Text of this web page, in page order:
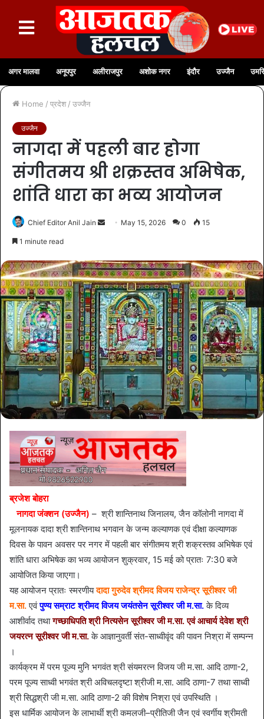
अगर मालवा अनूपपुर अलीराजपुर अशोक नगर इंदौर उज्जैन
Home / प्रदेश / उज्जैन
उज्जैन
नागदा में पहली बार होगा
संगीतमय श्री शक्रस्तव अभिषेक,
शांति धारा का भव्य आयोजन
Chief Editor Anil Jain May 15, 2026 0 15
1 minute read
ब्रजेश बोहरा
नागदा जंक्शन (उज्जैन) – श्री शान्तिनाथ जिनालय, जैन कॉलोनी नागदा में
मूलनायक दादा श्री शान्तिनाथ भगवान के जन्म कल्याणक एवं दीक्षा कल्याणक
दिवस के पावन अवसर पर नगर में पहली बार संगीतमय श्री शक्रस्तव अभिषेक एवं
शांति धारा अभिषेक का भव्य आयोजन शुक्रवार, 15 मई को प्रातः 7:30 बजे
आयोजित किया जाएगा।
यह आयोजन प्रातः स्मरणीयदादा गुरुदेव श्रीमद विजय राजेन्द्र सूरीश्वर जी
म.सा.एवंपुण्य सम्राट श्रीमद विजय जयंतसेन सूरीश्वर जी म.सा. के दिव्य
आशीर्वाद तथागच्छाधिपति श्री नित्यसेन सूरीश्वर जी म.सा. एवं आचार्य देवेश श्री
जयरत्न सूरीश्वर जी म.सा.के आज्ञानुवर्ती संत-साध्वीवृंद की पावन निश्रा में सम्पन्न
।
कार्यक्रम में परम पूज्य मुनि भगवंत श्री संयमरत्न विजय जी म.सा. आदि ठाणा-2,
परम पूज्य साध्वी भगवंत श्री अविचलदृष्टा श्रीजी म.सा. आदि ठाणा-7 तथा साध्वी
श्री सिद्धश्री जी म.सा. आदि ठाणा-2 की विशेष निश्रा एवं उपस्थिति ।
इस धार्मिक आयोजन के लाभार्थी श्री कमलजी–प्रीतिजी जैन एवं स्वर्गीय श्रीमती